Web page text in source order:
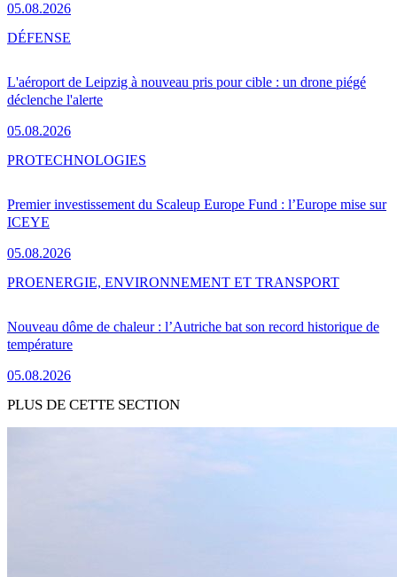
05.08.2026
L'aéroport de Leipzig à nouveau pris pour cible : un drone piégé
déclenche l'alerte
05.08.2026
DÉFENSE
Premier investissement du Scaleup Europe Fund : l’Europe mise sur
ICEYE
05.08.2026
PROTECHNOLOGIES
Nouveau dôme de chaleur : l’Autriche bat son record historique de
température
05.08.2026
PROENERGIE, ENVIRONNEMENT ET TRANSPORT
PLUS DE CETTE SECTION